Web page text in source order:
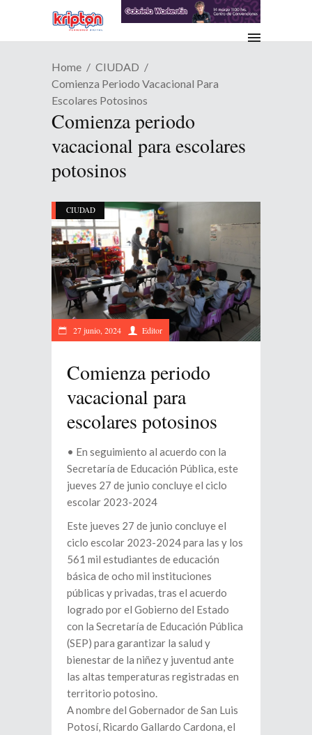
Home
CIUDAD
Comienza Periodo Vacacional Para
Escolares Potosinos
Comienza periodo
vacacional para escolares
potosinos
CIUDAD
27 junio, 2024 Editor
Comienza periodo
vacacional para
escolares potosinos
• En seguimiento al acuerdo con la
Secretaría de Educación Pública, este
jueves 27 de junio concluye el ciclo
escolar 2023-2024
Este jueves 27 de junio concluye el
ciclo escolar 2023-2024 para las y los
561 mil estudiantes de educación
básica de ocho mil instituciones
públicas y privadas, tras el acuerdo
logrado por el Gobierno del Estado
con la Secretaría de Educación Pública
(SEP) para garantizar la salud y
bienestar de la niñez y juventud ante
las altas temperaturas registradas en
territorio potosino.
A nombre del Gobernador de San Luis
Potosí, Ricardo Gallardo Cardona, el